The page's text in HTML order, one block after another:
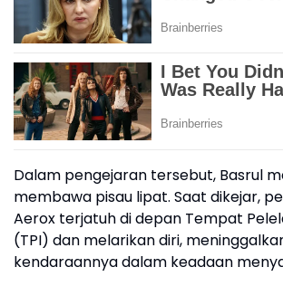
Dalam pengejaran tersebut, Basrul
membawa pisau lipat. Saat dikejar,
Aerox terjatuh di depan Tempat
(TPI) dan melarikan diri,
kendaraannya dalam keadaan